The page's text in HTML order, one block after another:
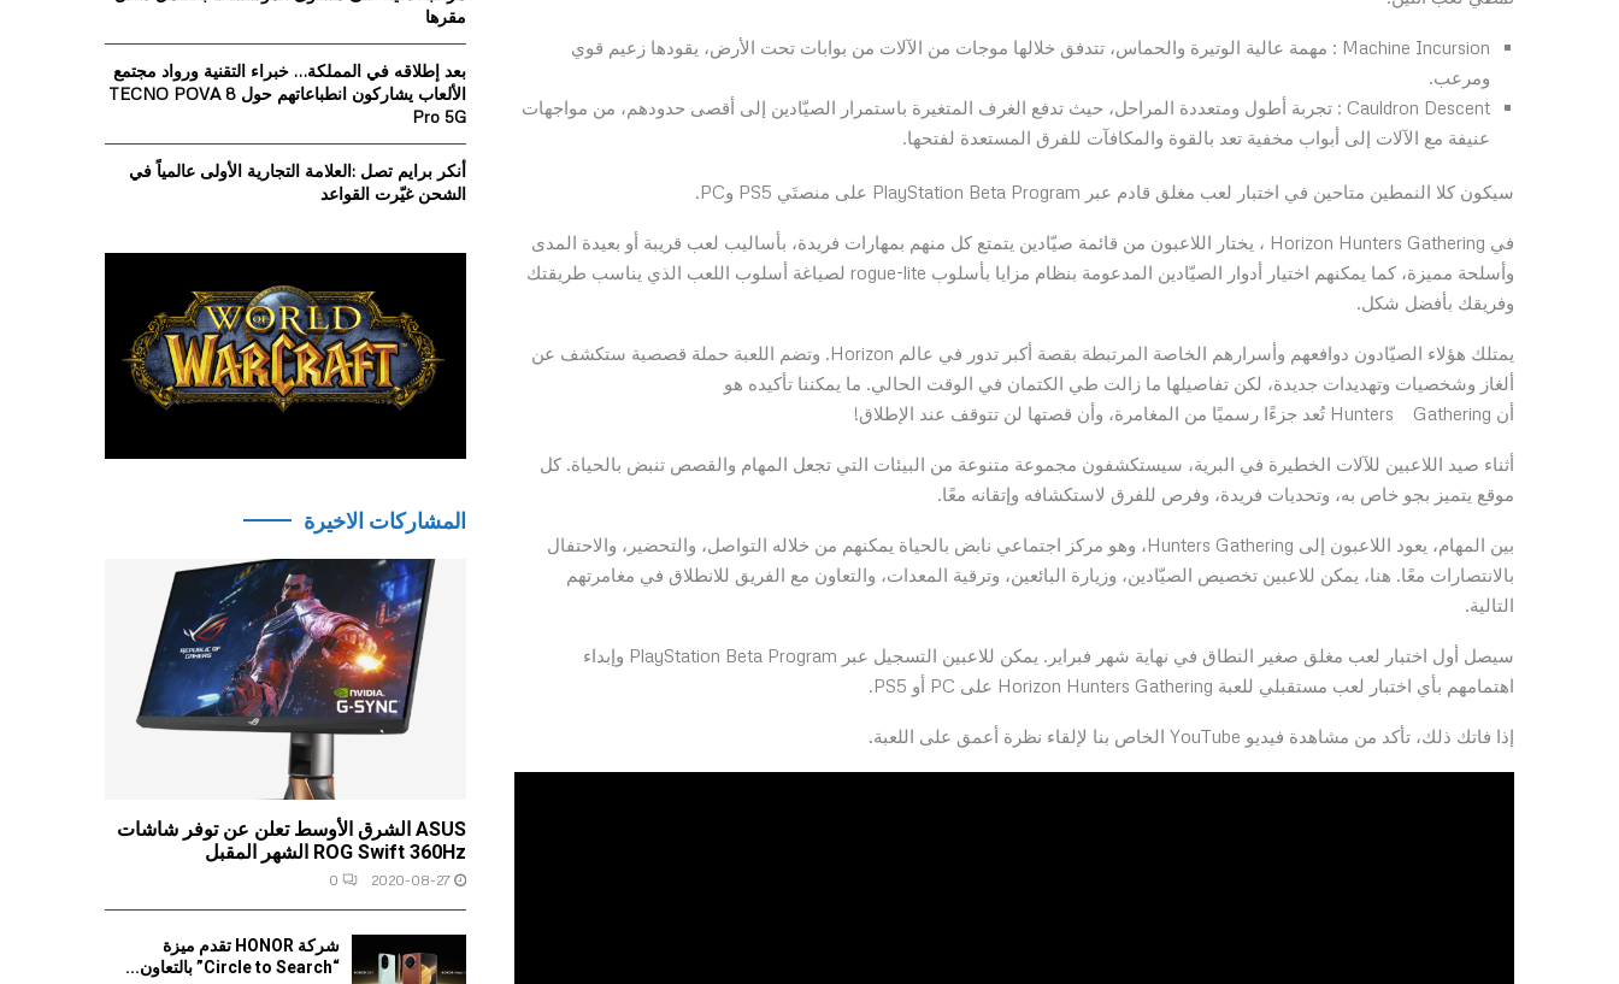
Machine Incursion : مهمة عالية الوتيرة والحماس، تتدفق خلالها موجات من الآلات من بوابات تحت الأرض، يقودها زعيم قوي
ومرعب.
Cauldron Descent : تجربة أطول ومتعددة المراحل، حيث تدفع الغرف المتغيرة باستمرار الصيّادين إلى أقصى حدودهم، من مواجهات
عنيفة مع الآلات إلى أبواب مخفية تعد بالقوة والمكافآت للفرق المستعدة لفتحها.
سيكون كلا النمطين متاحين في اختبار لعب مغلق قادم عبر PlayStation Beta Program على منصتَي PS5 وPC.
في Horizon Hunters Gathering ، يختار اللاعبون من قائمة صيّادين يتمتع كل منهم بمهارات فريدة، بأساليب لعب قريبة أو بعيدة المدى
وأسلحة مميزة، كما يمكنهم اختيار أدوار الصيّادين المدعومة بنظام مزايا بأسلوب rogue-lite لصياغة أسلوب اللعب الذي يناسب طريقتك
وفريقك بأفضل شكل.
يمتلك هؤلاء الصيّادون دوافعهم وأسرارهم الخاصة المرتبطة بقصة أكبر تدور في عالم Horizon. وتضم اللعبة حملة قصصية ستكشف عن
ألغاز وشخصيات وتهديدات جديدة، لكن تفاصيلها ما زالت طي الكتمان في الوقت الحالي. ما يمكننا تأكيده هو
أن Hunters Gathering تُعد جزءًا رسميًا من المغامرة، وأن قصتها لن تتوقف عند الإطلاق!
أثناء صيد اللاعبين للآلات الخطيرة في البرية، سيستكشفون مجموعة متنوعة من البيئات التي تجعل المهام والقصص تنبض بالحياة. كل
موقع يتميز بجو خاص به، وتحديات فريدة، وفرص للفرق لاستكشافه وإتقانه معًا.
بين المهام، يعود اللاعبون إلى Hunters Gathering، وهو مركز اجتماعي نابض بالحياة يمكنهم من خلاله التواصل، والتحضير، والاحتفال
بالانتصارات معًا. هنا، يمكن للاعبين تخصيص الصيّادين، وزيارة البائعين، وترقية المعدات، والتعاون مع الفريق للانطلاق في مغامرتهم
التالية.
سيصل أول اختبار لعب مغلق صغير النطاق في نهاية شهر فبراير. يمكن للاعبين التسجيل عبر PlayStation Beta Program وإبداء
اهتمامهم بأي اختبار لعب مستقبلي للعبة Horizon Hunters Gathering على PC أو PS5.
إذا فاتك ذلك، تأكد من مشاهدة فيديو YouTube الخاص بنا لإلقاء نظرة أعمق على اللعبة.
مقرها
بعد إطلاقه في المملكة… خبراء التقنية ورواد مجتمع
الألعاب يشاركون انطباعاتهم حول TECNO POVA 8
Pro 5G
أنكر برايم تصل :العلامة التجارية الأولى عالمياً في
الشحن غيّرت القواعد
المشاركات الاخيرة
ASUS الشرق الأوسط تعلن عن توفر شاشات
ROG Swift 360Hz الشهر المقبل
2020-08-27
0
شركة HONOR تقدم ميزة
“Circle to Search” بالتعاون...